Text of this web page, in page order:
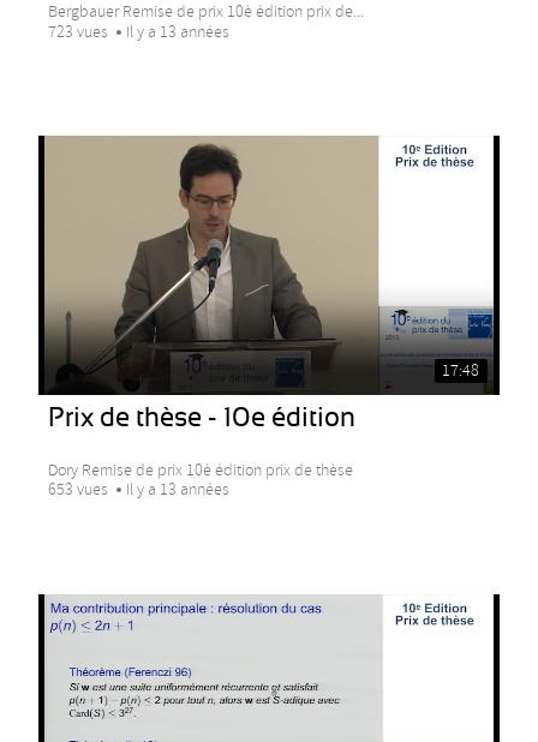
Bergbauer Remise de prix 10è édition prix de...
723 vues
Il y a 13 années
17:48
Prix de thèse - 10e édition
Dory Remise de prix 10è édition prix de thèse
653 vues
Il y a 13 années